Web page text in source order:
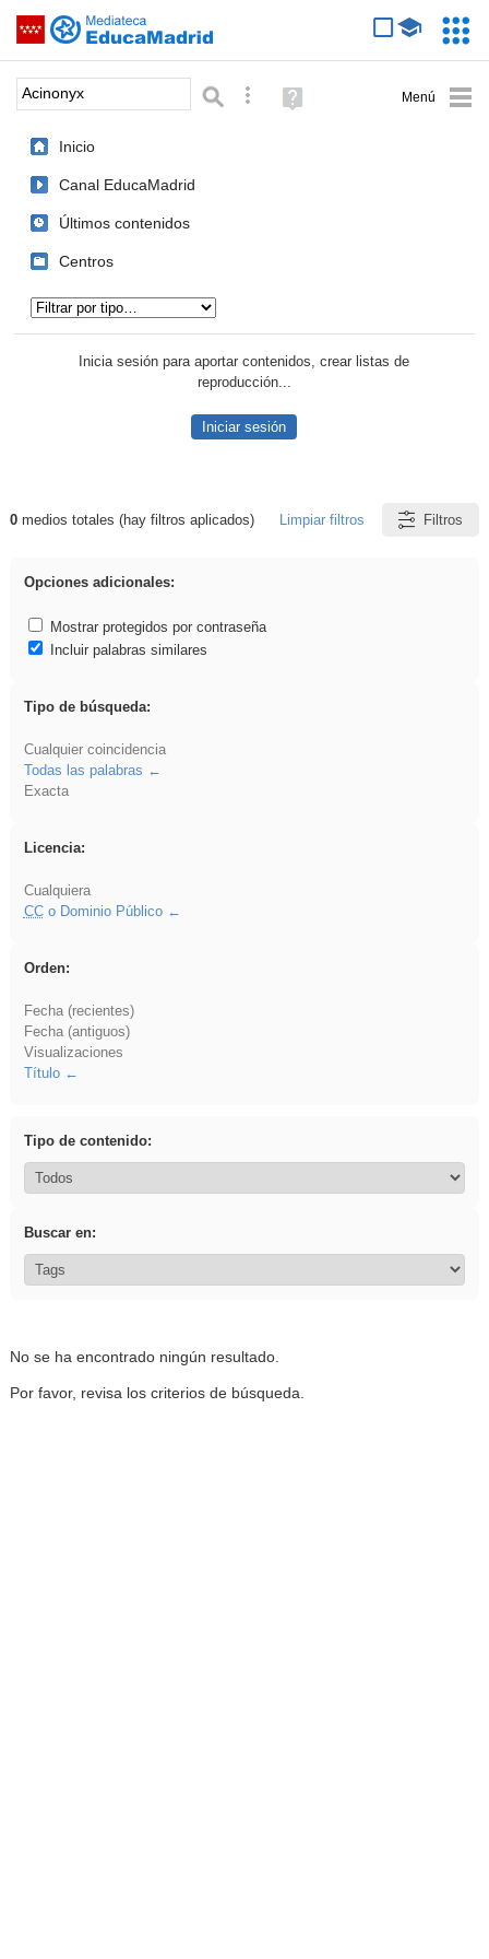
Saltar navegación
Palabra o frase: Búsqueda avanzada
Ayuda
(en
Inicio
Canal EducaMadrid
Últimos contenidos
Centros
Inicia sesión para aportar contenidos, crear listas de
reproducción...
Iniciar sesión
Resultados de: Acinonyx
0medios totales (hay filtros aplicados) Limpiar filtros Filtros
Opciones adicionales:
Mostrar protegidos por contraseña
Incluir palabras similares
Tipo de búsqueda:
Cualquier coincidencia
Todas las palabras
Exacta
Licencia:
Cualquiera
CCo Dominio Público
Orden:
Fecha (recientes)
Fecha (antiguos)
Visualizaciones
Título
Tipo de contenido:
Buscar en:
No se ha encontrado ningún resultado.
Por favor, revisa los criterios de búsqueda.